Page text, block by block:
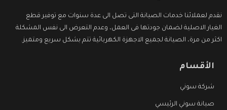
نقدم لعملائنا خدمات الصيانة التى تصل الى عدة سنوات مع توفير قطع
الغيار الاصلية لضمان جودتها فى العمل، وعدم التعرض الى نفس المشكلة
اكثر من مرة، الصيانة لجميع الاجهزة الكهربائية تتم بشكل سريع ومتميز.
الأقسام
شركة سوني
صيانة سوني الرئيسي